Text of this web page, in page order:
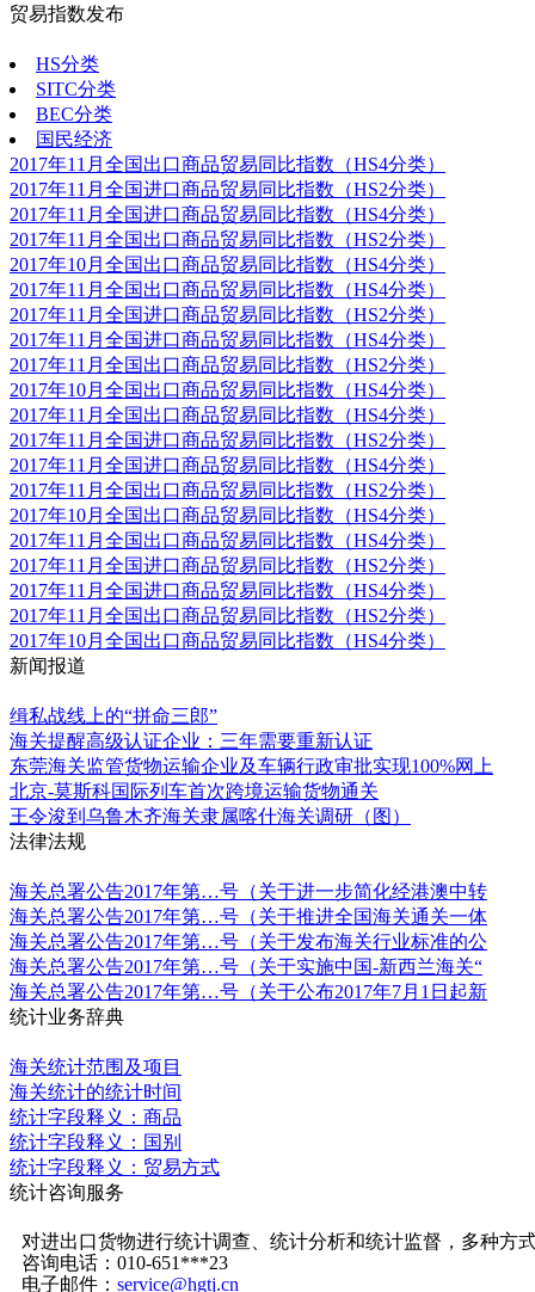
贸易指数发布
HS分类
SITC分类
BEC分类
国民经济
2017年11月全国出口商品贸易同比指数（HS4分类）
2017年11月全国进口商品贸易同比指数（HS2分类）
2017年11月全国进口商品贸易同比指数（HS4分类）
2017年11月全国出口商品贸易同比指数（HS2分类）
2017年10月全国出口商品贸易同比指数（HS4分类）
2017年11月全国出口商品贸易同比指数（HS4分类）
2017年11月全国进口商品贸易同比指数（HS2分类）
2017年11月全国进口商品贸易同比指数（HS4分类）
2017年11月全国出口商品贸易同比指数（HS2分类）
2017年10月全国出口商品贸易同比指数（HS4分类）
2017年11月全国出口商品贸易同比指数（HS4分类）
2017年11月全国进口商品贸易同比指数（HS2分类）
2017年11月全国进口商品贸易同比指数（HS4分类）
2017年11月全国出口商品贸易同比指数（HS2分类）
2017年10月全国出口商品贸易同比指数（HS4分类）
2017年11月全国出口商品贸易同比指数（HS4分类）
2017年11月全国进口商品贸易同比指数（HS2分类）
2017年11月全国进口商品贸易同比指数（HS4分类）
2017年11月全国出口商品贸易同比指数（HS2分类）
2017年10月全国出口商品贸易同比指数（HS4分类）
新闻报道
缉私战线上的“拼命三郎”
海关提醒高级认证企业：三年需要重新认证
东莞海关监管货物运输企业及车辆行政审批实现100%网上
北京-莫斯科国际列车首次跨境运输货物通关
王令浚到乌鲁木齐海关隶属喀什海关调研（图）
法律法规
海关总署公告2017年第…号（关于进一步简化经港澳中转
海关总署公告2017年第…号（关于推进全国海关通关一体
海关总署公告2017年第…号（关于发布海关行业标准的公
海关总署公告2017年第…号（关于实施中国-新西兰海关“
海关总署公告2017年第…号（关于公布2017年7月1日起新
统计业务辞典
海关统计范围及项目
海关统计的统计时间
统计字段释义：商品
统计字段释义：国别
统计字段释义：贸易方式
统计咨询服务
对进出口货物进行统计调查、统计分析和统计监督，多种方
咨询电话：010-651***23
电子邮件： service@hgtj.cn